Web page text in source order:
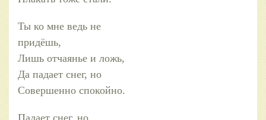
Ты ко мне ведь не
придёшь,
Лишь отчаянье и ложь,
Да падает снег, но
Совершенно спокойно.